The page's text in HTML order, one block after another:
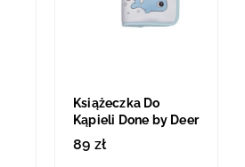
Książeczka Do
Kąpieli Done by Deer
89 zł